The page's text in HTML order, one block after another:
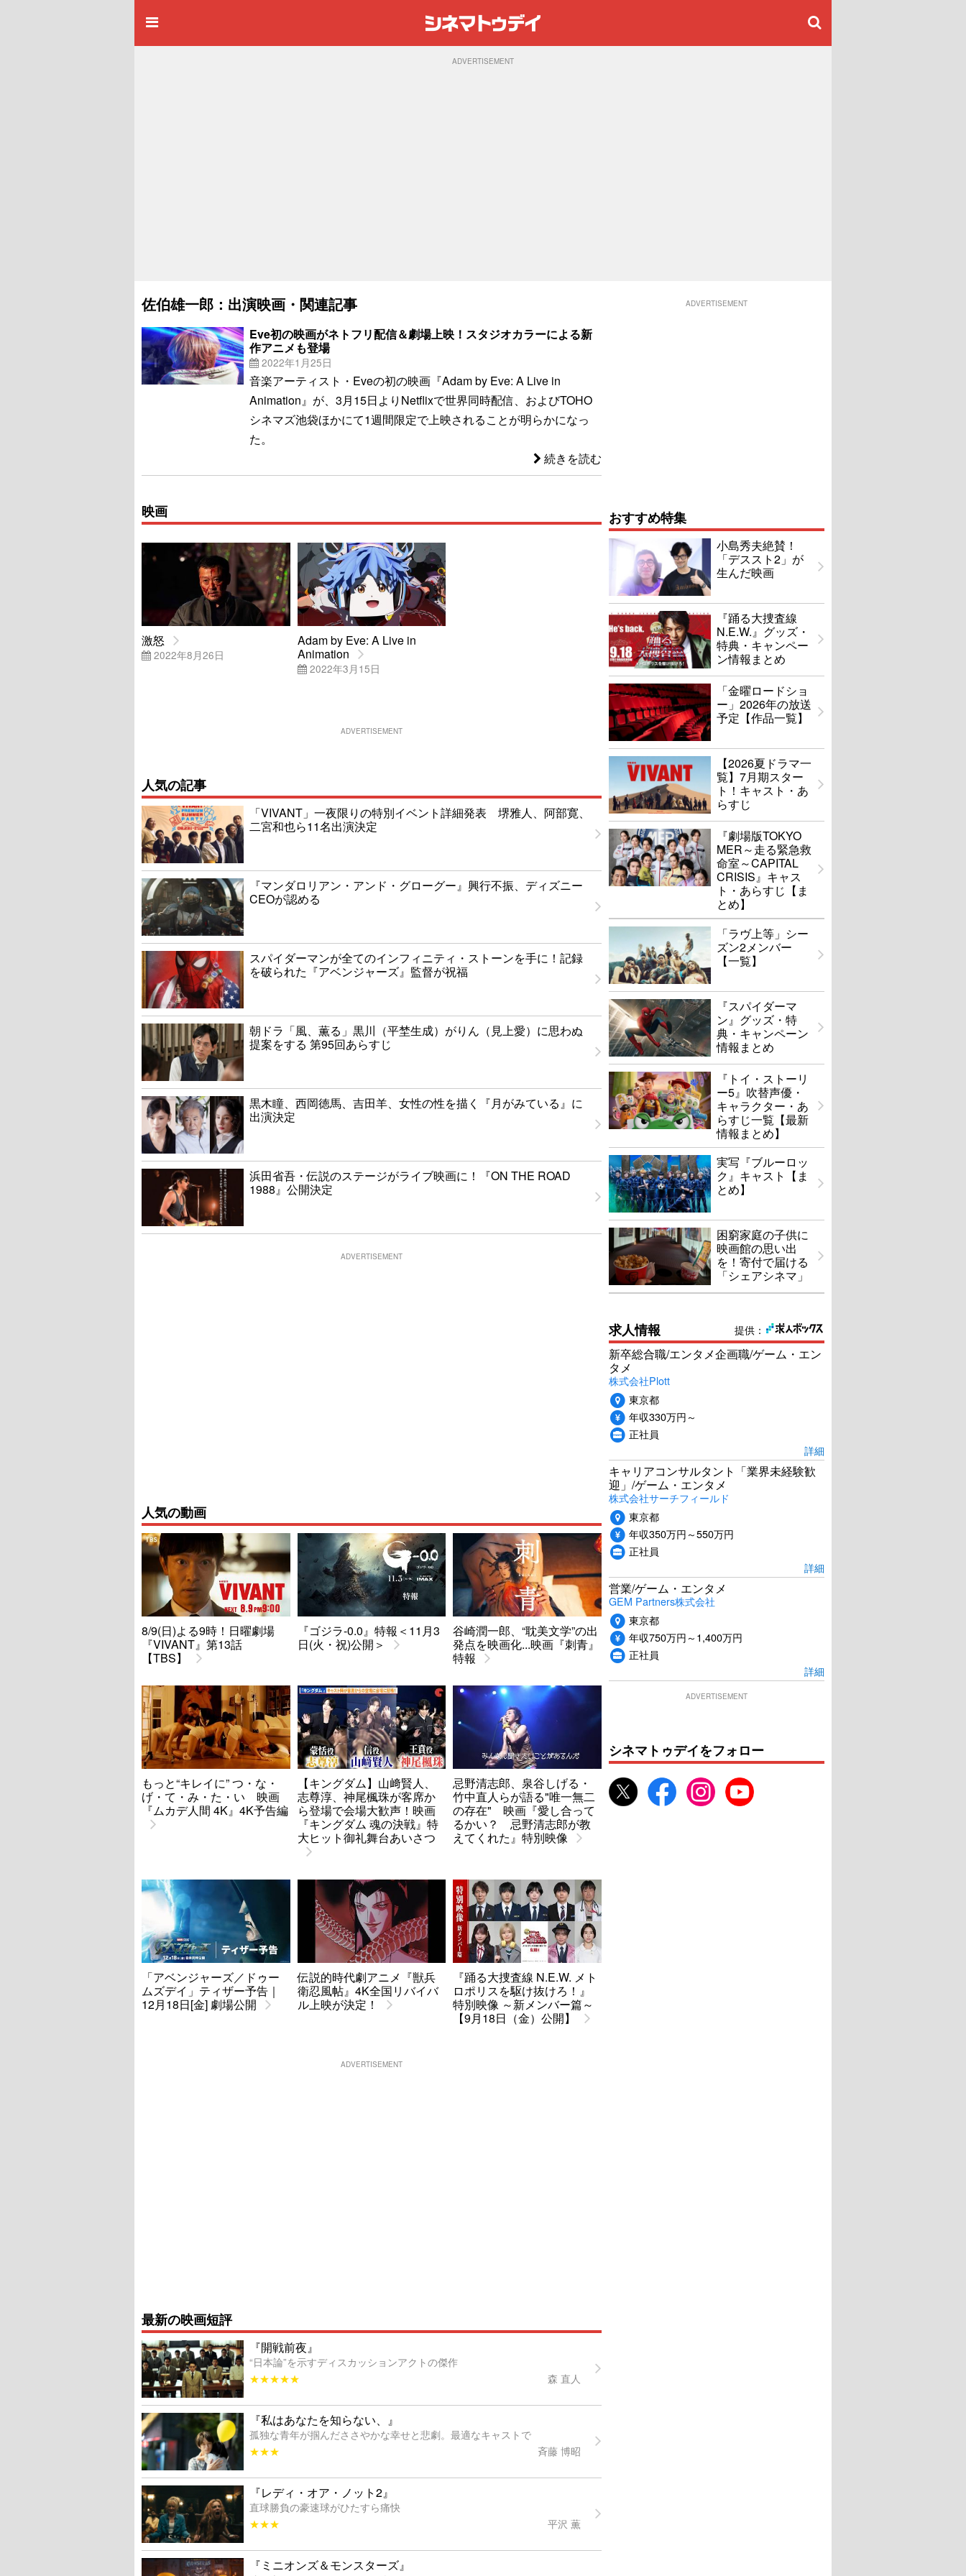
ADVERTISEMENT
佐伯雄一郎：出演映画・関連記事
Eve初の映画がネトフリ配信＆劇場上映！スタジオカラーによる新
作アニメも登場
2022年1月25日
音楽アーティスト・Eveの初の映画『Adam by Eve: A Live in
Animation』が、3月15日よりNetflixで世界同時配信、およびTOHO
シネマズ池袋ほかにて1週間限定で上映されることが明らかになっ
た。
続きを読む
映画
激怒
2022年8月26日
Adam by Eve: A Live in
Animation
2022年3月15日
ADVERTISEMENT
人気の記事
「VIVANT」一夜限りの特別イベント詳細発表 堺雅人、阿部寛、
二宮和也ら11名出演決定
『マンダロリアン・アンド・グローグー』興行不振、ディズニー
CEOが認める
スパイダーマンが全てのインフィニティ・ストーンを手に！記録
を破られた『アベンジャーズ』監督が祝福
朝ドラ「風、薫る」黒川（平埜生成）がりん（見上愛）に思わぬ
提案をする 第95回あらすじ
黒木瞳、西岡徳馬、吉田羊、女性の性を描く『月がみている』に
出演決定
浜田省吾・伝説のステージがライブ映画に！『ON THE ROAD
1988』公開決定
ADVERTISEMENT
人気の動画
8/9(日)よる9時！日曜劇場
『VIVANT』第13話
【TBS】
『ゴジラ-0.0』特報＜11月3
日(火・祝)公開＞
谷崎潤一郎、“耽美文学”の出
発点を映画化...映画『刺青』
特報
もっと“キレイに” つ・な・
げ・て・み・た・い 映画
『ムカデ人間 4K』4K予告編
【キングダム】山﨑賢人、
志尊淳、神尾楓珠が客席か
ら登場で会場大歓声！映画
『キングダム 魂の決戦』特
大ヒット御礼舞台あいさつ
忌野清志郎、泉谷しげる・
竹中直人らが語る"唯一無二
の存在" 映画『愛し合って
るかい？ 忌野清志郎が教
えてくれた』特別映像
「アベンジャーズ／ドゥー
ムズデイ」ティザー予告｜
12月18日[金] 劇場公開
伝説的時代劇アニメ『獣兵
衛忍風帖』4K全国リバイバ
ル上映が決定！
『踊る大捜査線 N.E.W. メト
ロポリスを駆け抜けろ！』
特別映像 ～新メンバー篇～
【9月18日（金）公開】
ADVERTISEMENT
最新の映画短評
『開戦前夜』
“日本論”を示すディスカッションアクトの傑作
★★★★★
森 直人
『私はあなたを知らない、』
孤独な青年が掴んだささやかな幸せと悲劇。最適なキャストで
★★★
斉藤 博昭
『レディ・オア・ノット2』
直球勝負の豪速球がひたすら痛快
★★★
平沢 薫
『ミニオンズ＆モンスターズ』
ADVERTISEMENT
おすすめ特集
小島秀夫絶賛！
「デススト2」が
生んだ映画
『踊る大捜査線
N.E.W.』グッズ・
特典・キャンペー
ン情報まとめ
「金曜ロードショ
ー」2026年の放送
予定【作品一覧】
【2026夏ドラマ一
覧】7月期スター
ト！キャスト・あ
らすじ
『劇場版TOKYO
MER～走る緊急救
命室～CAPITAL
CRISIS』キャス
ト・あらすじ【ま
とめ】
「ラヴ上等」シー
ズン2メンバー
【一覧】
『スパイダーマ
ン』グッズ・特
典・キャンペーン
情報まとめ
『トイ・ストーリ
ー5』吹替声優・
キャラクター・あ
らすじ一覧【最新
情報まとめ】
実写『ブルーロッ
ク』キャスト【ま
とめ】
困窮家庭の子供に
映画館の思い出
を！寄付で届ける
「シェアシネマ」
提供：
求人情報
新卒総合職/エンタメ企画職/ゲーム・エン
タメ
株式会社Plott
東京都
年収330万円～
正社員
詳細
キャリアコンサルタント「業界未経験歓
迎」/ゲーム・エンタメ
株式会社サーチフィールド
東京都
年収350万円～550万円
正社員
詳細
営業/ゲーム・エンタメ
GEM Partners株式会社
東京都
年収750万円～1,400万円
正社員
詳細
ADVERTISEMENT
シネマトゥデイをフォロー